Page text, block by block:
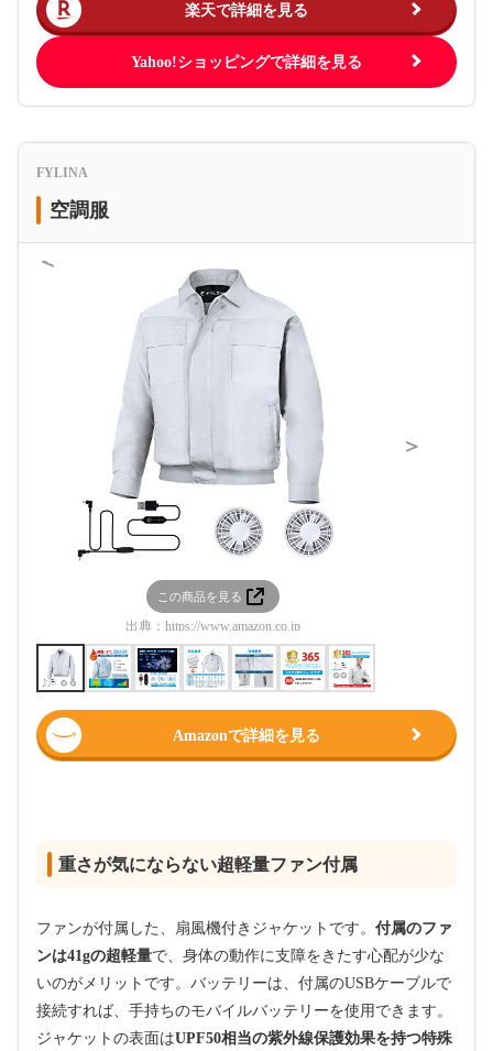
楽天で詳細を見る
Yahoo!ショッピングで詳細を見る
FYLINA
空調服
＜
この商品を見る
出典： https://www.amazon.co.jp
＞
Amazonで詳細を見る
重さが気にならない超軽量ファン付属
ファンが付属した、扇風機付きジャケットです。 付属のファ
ンは41gの超軽量で、身体の動作に支障をきたす心配が少な
いのがメリットです。バッテリーは、付属のUSBケーブルで
接続すれば、手持ちのモバイルバッテリーを使用できます。
ジャケットの表面はUPF50相当の紫外線保護効果を持つ特殊